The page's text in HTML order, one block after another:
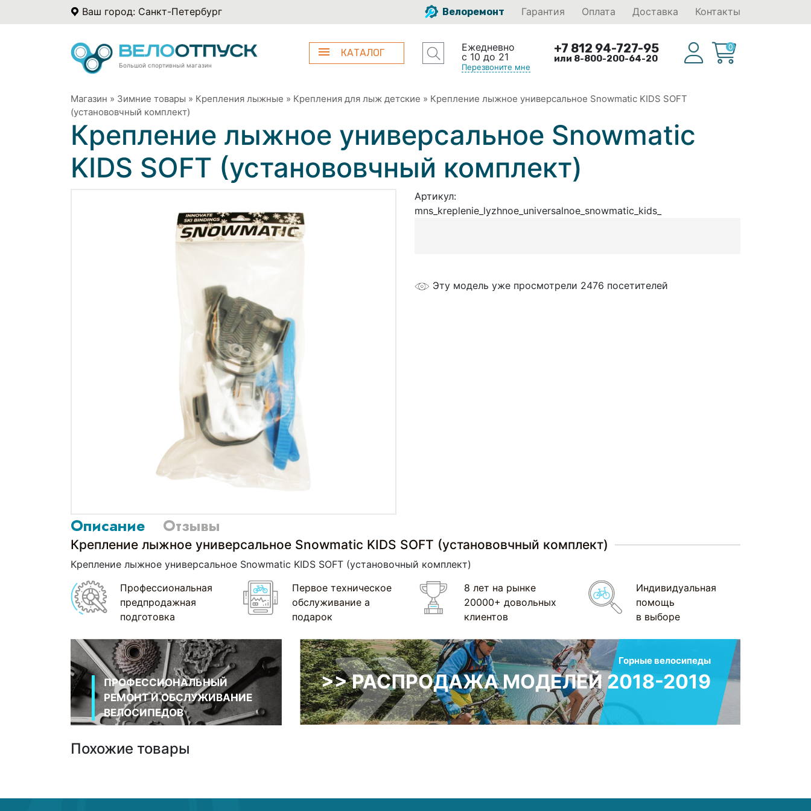
Ваш город: Санкт-Петербург Велоремонт Гарантия Оплата Доставка Контакты
Большой спортивный магазин
КАТАЛОГ
Ежедневно
с 10 до 21
Перезвоните мне
+7 812 94-727-95
или 8-800-200-64-20
0
Магазин » Зимние товары » Крепления лыжные » Крепления для лыж детские » Крепление лыжное универсальное Snowmatic KIDS SOFT
(установовчный комплект)
Крепление лыжное универсальное Snowmatic
KIDS SOFT (установовчный комплект)
Артикул:
mns_kreplenie_lyzhnoe_universalnoe_snowmatic_kids_
Эту модель уже просмотрели 2476 посетителей
Описание Отзывы
Крепление лыжное универсальное Snowmatic KIDS SOFT (установовчный комплект)
Крепление лыжное универсальное Snowmatic KIDS SOFT (установочный комплект)
Профессиональная
предпродажная
подготовка
Первое техническое
обслуживание а
подарок
8 лет на рынке
20000+ довольных
клиентов
Индивидуальная
помощь
в выборе
ПРОФЕССИОНАЛЬНЫЙ
РЕМОНТ И ОБСЛУЖИВАНИЕ
ВЕЛОСИПЕДОВ
Горные велосипеды
>> РАСПРОДАЖА МОДЕЛЕЙ 2018-2019
Похожие товары